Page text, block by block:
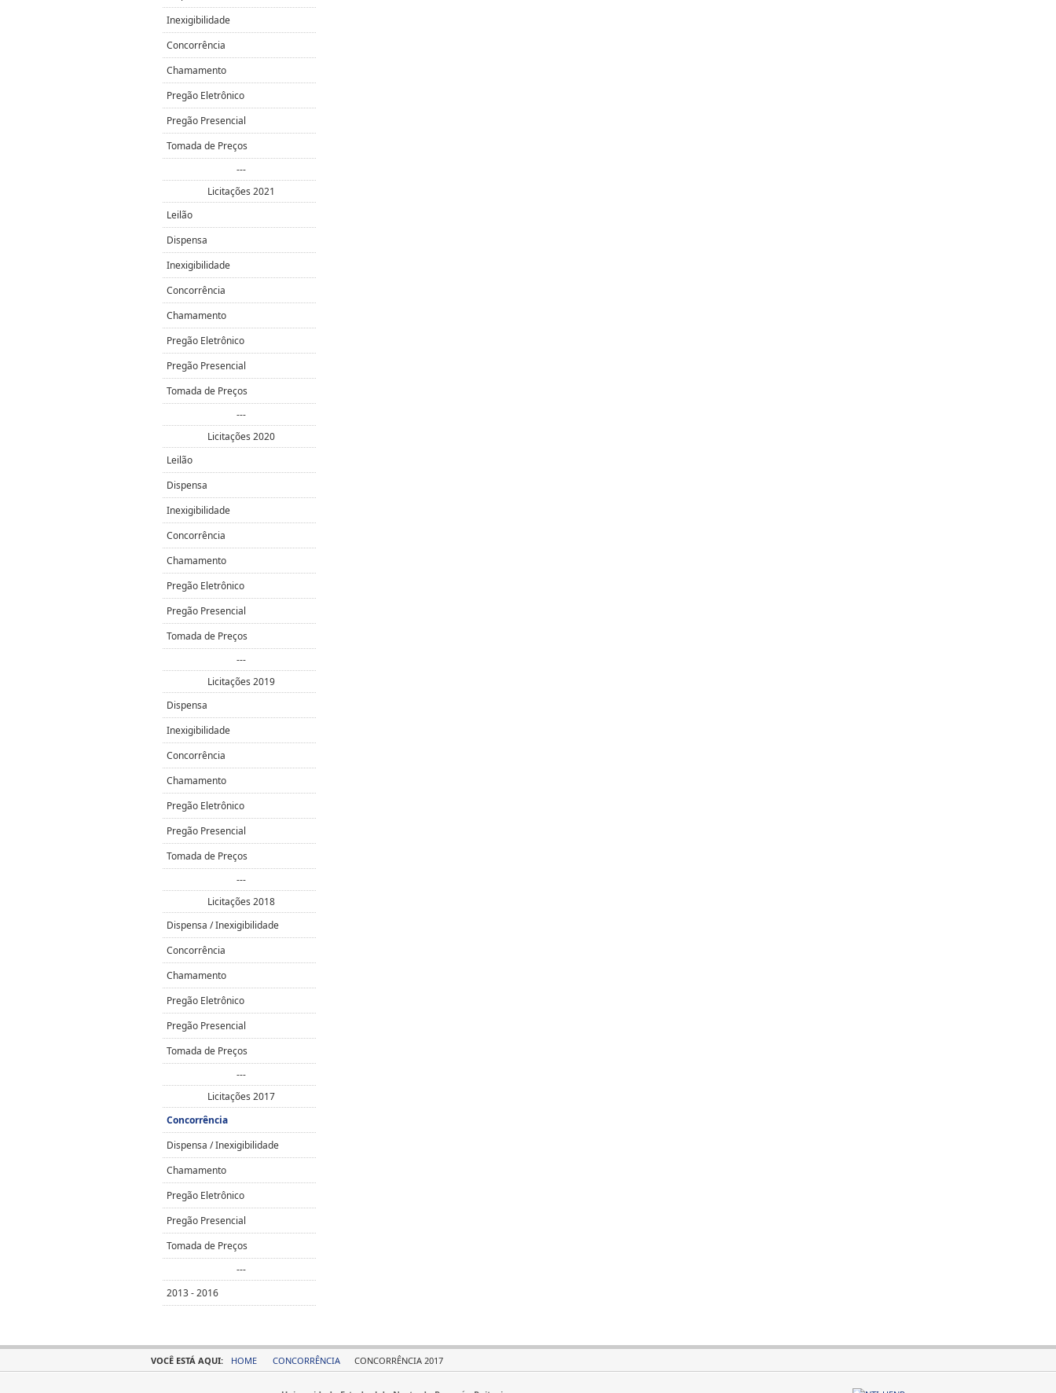
Inexigibilidade
Concorrência
Chamamento
Pregão Eletrônico
Pregão Presencial
Tomada de Preços
---
Licitações 2021
Leilão
Dispensa
Inexigibilidade
Concorrência
Chamamento
Pregão Eletrônico
Pregão Presencial
Tomada de Preços
---
Licitações 2020
Leilão
Dispensa
Inexigibilidade
Concorrência
Chamamento
Pregão Eletrônico
Pregão Presencial
Tomada de Preços
---
Licitações 2019
Dispensa
Inexigibilidade
Concorrência
Chamamento
Pregão Eletrônico
Pregão Presencial
Tomada de Preços
---
Licitações 2018
Dispensa / Inexigibilidade
Concorrência
Chamamento
Pregão Eletrônico
Pregão Presencial
Tomada de Preços
---
Licitações 2017
Concorrência
Dispensa / Inexigibilidade
Chamamento
Pregão Eletrônico
Pregão Presencial
Tomada de Preços
---
2013 - 2016
VOCÊ ESTÁ AQUI: HOME CONCORRÊNCIA CONCORRÊNCIA 2017